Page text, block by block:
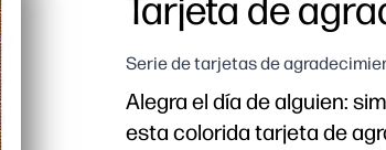
Tarjeta de
Serie de tarjetas de
Alegra el día de alguien:
esta colorida tarjeta de